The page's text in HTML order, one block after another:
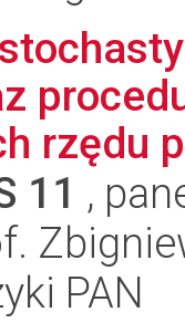
rzędu
11 ,
PAN